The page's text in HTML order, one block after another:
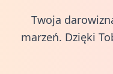
Twoja
marzeń. Dzięki